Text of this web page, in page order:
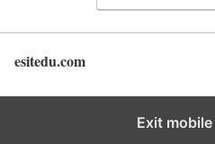
esitedu.com
Exit